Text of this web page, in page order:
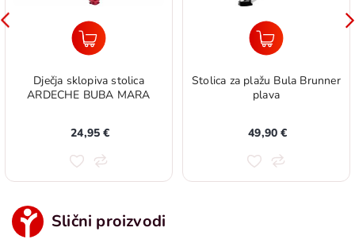
Dječja sklopiva stolica
ARDECHE BUBA MARA
24,95 €
Stolica za plažu Bula Brunner
plava
49,90 €
Slični proizvodi